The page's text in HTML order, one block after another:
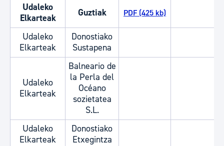
Udaleko
Elkarteak
Guztiak PDF (425 kb)
Udaleko
Elkarteak
Donostiako
Sustapena
Udaleko
Elkarteak
Balneario de
la Perla del
Océano
sozietatea
S.L.
Udaleko
Elkarteak
Donostiako
Etxegintza